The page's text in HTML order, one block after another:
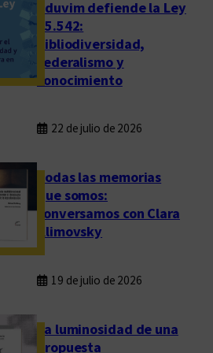
Eduvim defiende la Ley
25.542:
bibliodiversidad,
federalismo y
conocimiento
22 de julio de 2026
Todas las memorias
que somos:
conversamos con Clara
Klimovsky
19 de julio de 2026
La luminosidad de una
propuesta